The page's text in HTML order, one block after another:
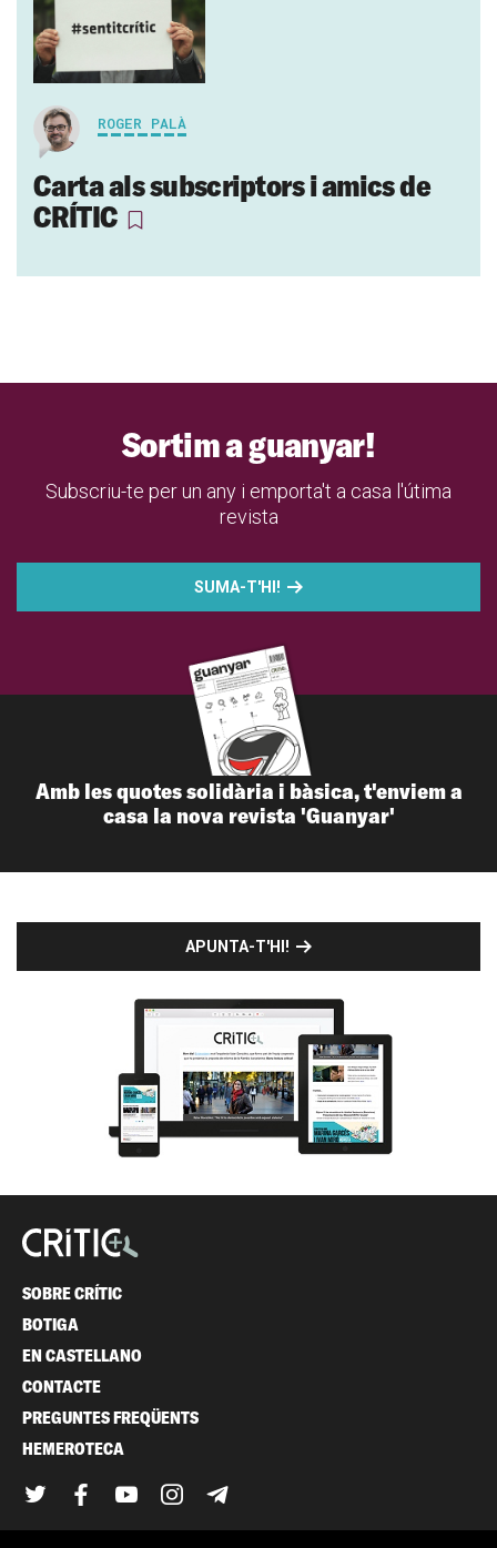
ROGER PALÀ
Carta als subscriptors i amics de
CRÍTIC
Sortim a guanyar!
Subscriu-te per un any i emporta't a casa l'útima
revista
SUMA-T'HI!
Amb les quotes solidària i bàsica, t'enviem a
casa la nova revista 'Guanyar'
APUNTA-T'HI!
SOBRE CRÍTIC
BOTIGA
EN CASTELLANO
CONTACTE
PREGUNTES FREQÜENTS
HEMEROTECA
TwitterFacebook
YouTubeInstagram